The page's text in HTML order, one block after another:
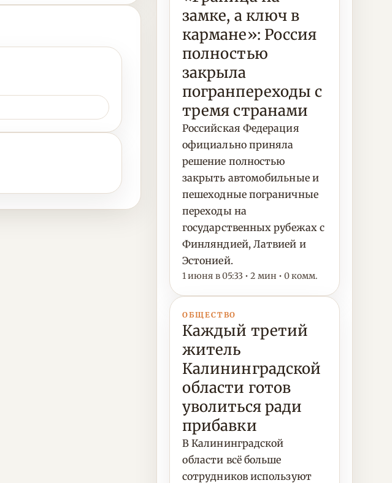
замке, а ключ в
кармане»: Россия
полностью
закрыла
погранпереходы с
тремя странами
Российская Федерация
официально приняла
решение полностью
закрыть автомобильные и
пешеходные пограничные
переходы на
государственных рубежах с
Финляндией, Латвией и
Эстонией.
1 июня в 05:33 • 2 мин • 0 комм.
ОБЩЕСТВО
Каждый третий
житель
Калининградской
области готов
уволиться ради
прибавки
В Калининградской
области всё больше
сотрудников используют